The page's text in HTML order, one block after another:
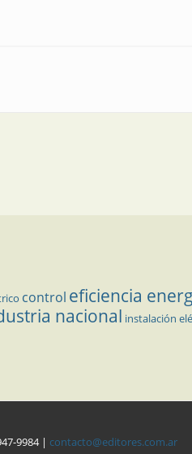
control eficiencia
nacional instalación
9984 | contacto@editores.com.ar